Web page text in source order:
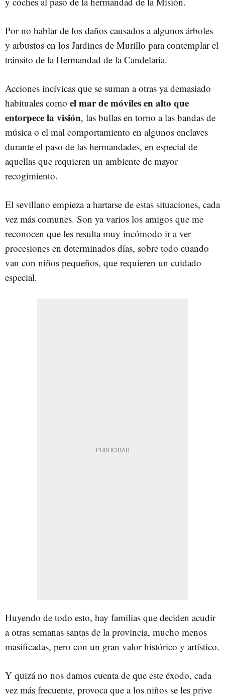
Por no hablar de los daños causados a algunos árboles
y arbustos en los Jardines de Murillo para contemplar el
tránsito de la Hermandad de la Candelaria.
Acciones incívicas que se suman a otras ya demasiado
habituales como el mar de móviles en alto que
entorpece la visión, las bullas en torno a las bandas de
música o el mal comportamiento en algunos enclaves
durante el paso de las hermandades, en especial de
aquellas que requieren un ambiente de mayor
recogimiento.
El sevillano empieza a hartarse de estas situaciones, cada
vez más comunes. Son ya varios los amigos que me
reconocen que les resulta muy incómodo ir a ver
procesiones en determinados días, sobre todo cuando
van con niños pequeños, que requieren un cuidado
especial.
Huyendo de todo esto, hay familias que deciden acudir
a otras semanas santas de la provincia, mucho menos
masificadas, pero con un gran valor histórico y artístico.
Y quizá no nos damos cuenta de que este éxodo, cada
vez más frecuente, provoca que a los niños se les prive